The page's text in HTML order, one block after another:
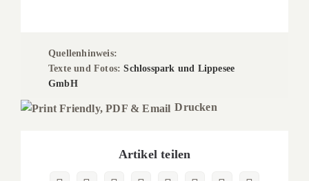
Quellenhinweis:
Texte und Fotos:Schlosspark und Lippesee
GmbH
Drucken
Artikel teilen